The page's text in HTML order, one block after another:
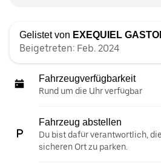
Gelistet von EXEQUIEL
Beigetreten: Feb. 2024
Fahrzeugverfügbarkeit
Rund um die Uhr verfügbar
Fahrzeug abstellen
Du bist dafür verantwortlich,
sicheren Ort zu parken.